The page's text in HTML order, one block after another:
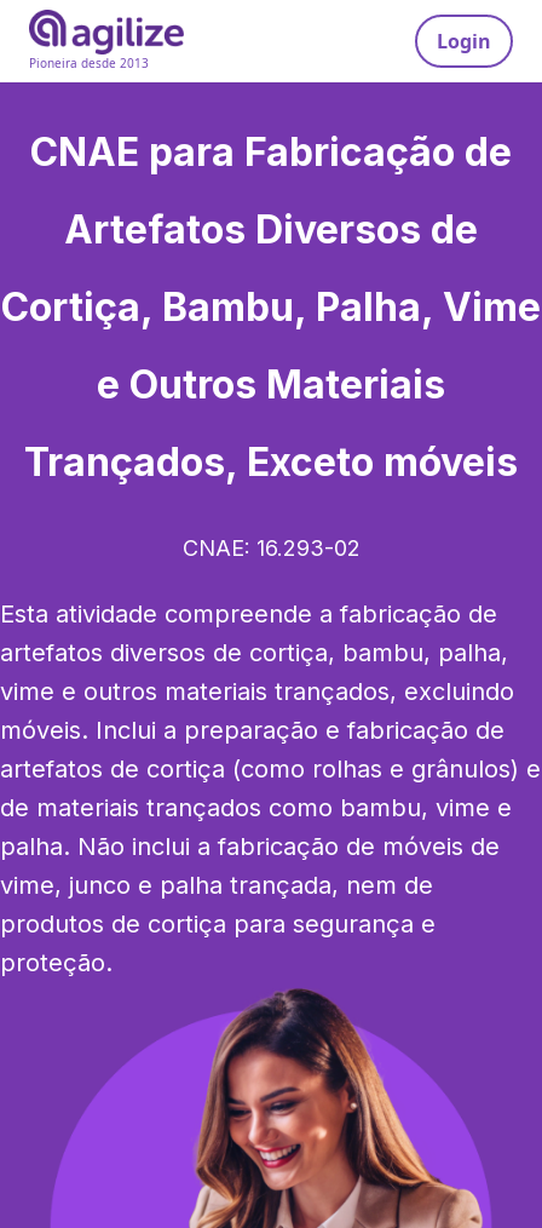
Pioneira desde 2013
Login
CNAE para Fabricação de
Artefatos Diversos de
Cortiça, Bambu, Palha, Vime
e Outros Materiais
Trançados, Exceto móveis
CNAE: 16.293-02
Esta atividade compreende a fabricação de
artefatos diversos de cortiça, bambu, palha,
vime e outros materiais trançados, excluindo
móveis. Inclui a preparação e fabricação de
artefatos de cortiça (como rolhas e grânulos) e
de materiais trançados como bambu, vime e
palha. Não inclui a fabricação de móveis de
vime, junco e palha trançada, nem de
produtos de cortiça para segurança e
proteção.